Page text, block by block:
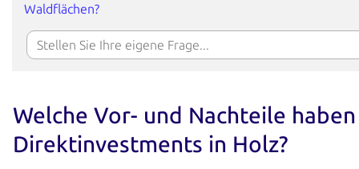
Waldflächen?
Welche Vor- und Nachteile haben
Direktinvestments in Holz?